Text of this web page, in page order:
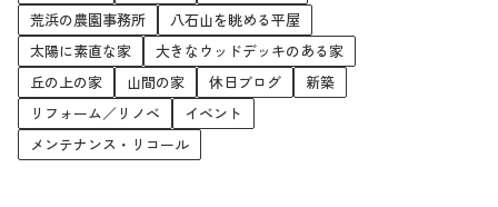
荒浜の農園事務所
八石山を眺める平屋
太陽に素直な家
大きなウッドデッキのある家
丘の上の家
山間の家 休日ブログ
新築
リフォーム／リノベ
イベント
メンテナンス・リコール